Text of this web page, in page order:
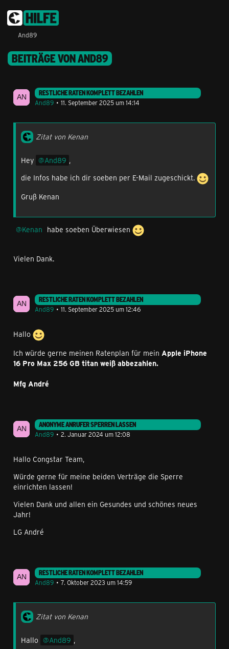
And89
BEITRÄGE VON AND89
RESTLICHE RATEN KOMPLETT BEZAHLEN
And89
11. September 2025 um 14:14
Zitat von Kenan
Hey And89 ,
die Infos habe ich dir soeben per E-Mail zugeschickt.
Gruß Kenan
Kenan habe soeben Überwiesen
Vielen Dank.
RESTLICHE RATEN KOMPLETT BEZAHLEN
And89
11. September 2025 um 12:46
Hallo
Ich würde gerne meinen Ratenplan für mein Apple iPhone
16 Pro Max 256 GB titan weiß abbezahlen.
Mfg André
ANONYME ANRUFER SPERREN LASSEN
And89
2. Januar 2024 um 12:08
Hallo Congstar Team,
Würde gerne für meine beiden Verträge die Sperre
einrichten lassen!
Vielen Dank und allen ein Gesundes und schönes neues
Jahr!
LG André
RESTLICHE RATEN KOMPLETT BEZAHLEN
And89
7. Oktober 2023 um 14:59
Zitat von Kenan
Hallo And89 ,